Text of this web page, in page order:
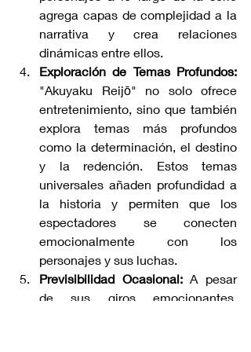
agrega capas de complejidad a la
narrativa y crea relaciones
dinámicas entre ellos.
Exploración de Temas Profundos:
"Akuyaku Reijō" no solo ofrece
entretenimiento, sino que también
explora temas más profundos
como la determinación, el destino
y la redención. Estos temas
universales añaden profundidad a
la historia y permiten que los
espectadores se conecten
emocionalmente con los
personajes y sus luchas.
Previsibilidad Ocasional: A pesar
de sus giros emocionantes,